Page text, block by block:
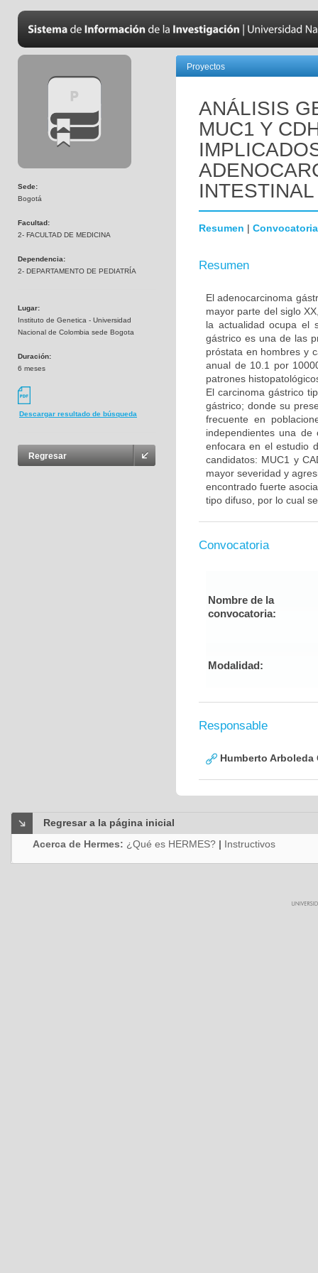
Sede:
Bogotá
Facultad:
2- FACULTAD DE MEDICINA
Dependencia:
2- DEPARTAMENTO DE PEDIATRÍA
Lugar:
Instituto de Genetica - Universidad
Nacional de Colombia sede Bogota
Duración:
6 meses
Descargar resultado de búsqueda
Regresar
Proyectos
ANÁLISIS
MUC1 Y
INTESTINAL
Resumen | Convocatoria
Resumen
El adenocarcinoma
mayor parte del siglo
la actualidad ocupa el
gástrico es una de las
próstata en hombres y
anual de 10.1 por
patrones
El carcinoma gástrico
gástrico; donde su
frecuente en
independientes una
enfocara en el estudio
candidatos: MUC1 y
mayor severidad y
encontrado fuerte
tipo difuso, por lo cual
Convocatoria
Nombre de la
convocatoria:
Modalidad:
Responsable
Humberto Arboleda
Regresar a la página inicial
Acerca de Hermes: ¿Qué es HERMES? | Instructivos